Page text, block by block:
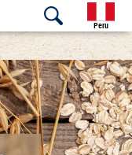
Peru